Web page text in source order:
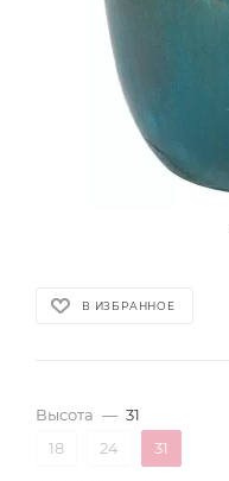
В ИЗБРАННОЕ
Высота — 31
18
24 31